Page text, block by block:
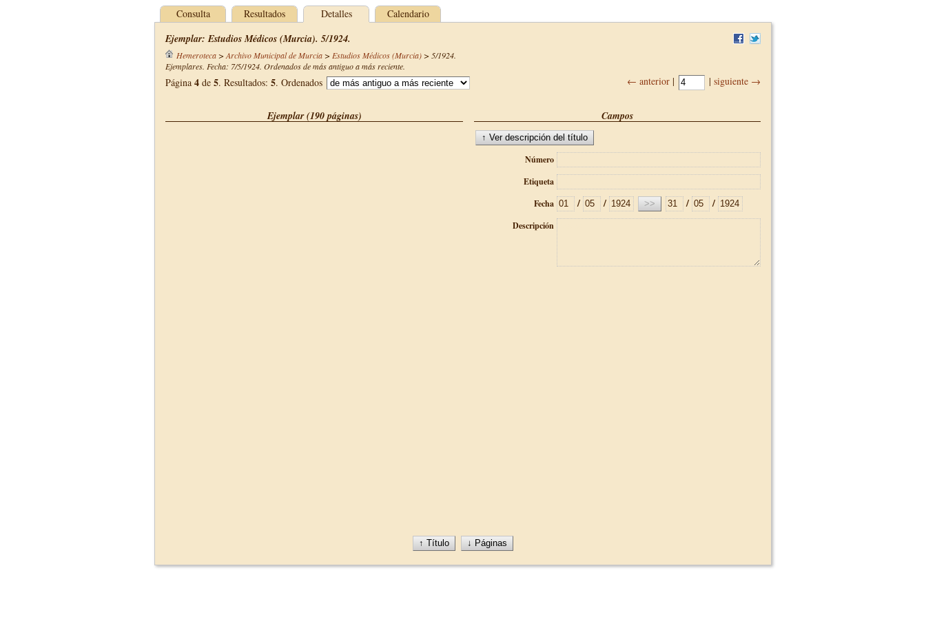
Consulta Resultados Detalles Calendario
Ejemplar: Estudios Médicos (Murcia). 5/1924.
Hemeroteca> Archivo Municipal de Murcia> Estudios Médicos (Murcia)> 5/1924.
Ejemplares. Fecha: 7/5/1924. Ordenados de más antiguo a más reciente.
← anterior | | siguiente →
Página 4 de 5. Resultados: 5. Ordenados
Ejemplar (190 páginas) Campos
Número
Etiqueta
Fecha
/ / / /
Descripción